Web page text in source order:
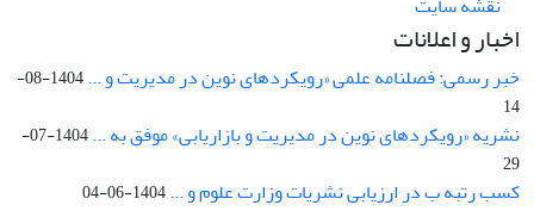
اخبار و اعلانات
خبر رسمی: فصلنامه علمی «رویکردهای نوین در مدیریت و ...
1404-08-
14
نشریه «رویکردهای نوین در مدیریت و بازاریابی» موفق به ...
1404-07-
29
کسب رتبه ب در ارزیابی نشریات وزارت علوم و ...1404-06-04